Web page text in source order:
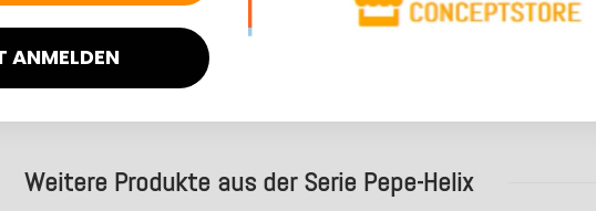
Weitere Produkte aus der Serie Pepe-Helix
ANMELDEN